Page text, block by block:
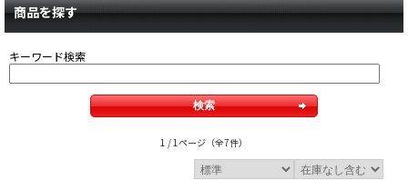
商品を探す
キーワード検索
1 / 1ページ （全7件）